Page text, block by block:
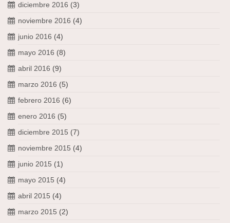
diciembre 2016 (3)
noviembre 2016 (4)
junio 2016 (4)
mayo 2016 (8)
abril 2016 (9)
marzo 2016 (5)
febrero 2016 (6)
enero 2016 (5)
diciembre 2015 (7)
noviembre 2015 (4)
junio 2015 (1)
mayo 2015 (4)
abril 2015 (4)
marzo 2015 (2)